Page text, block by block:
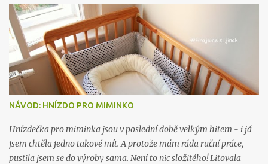
kde se sůl přestane při určitém množství rozpouštět. Na druhou
stranu se mi se slaným těstem vždy pracovalo líp, než s toule
hmotou. Slané těsto můžete dát dětem místo modelíny a nechat je
si tvořit. Solamylová hmota mi rychle okorávala, nedržela dobře
pohromadě, drobila se - možná jsem ale udělala nějakou chybu v
technologickém postupu. Po zatvrdnutí ale působí pevně a neláme
se. JAK NA TO? Do hrnce (ideálně nepřilnavého) vsypte: 2 hrnky
dodržujte odměřování na hrnky - ne na váhu. Já jsem použila
maličké hrníčky na zkoušku. ...
NÁVOD: HNÍZDO PRO MIMINKO
Hnízdečka pro miminka jsou v poslední době velkým hitem - i já
jsem chtěla jedno takové mít. A protože mám ráda ruční práce,
pustila jsem se do výroby sama. Není to nic složitého! Litovala